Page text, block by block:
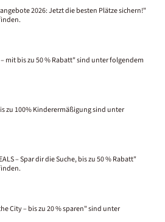
2026: Jetzt die besten Plätze sichern!"
mit bis zu 50 % Rabatt" sind unter folgendem
zu 100% Kinderermäßigung sind unter
– Spar dir die Suche, bis zu 50 % Rabatt"
City – bis zu 20 % sparen" sind unter